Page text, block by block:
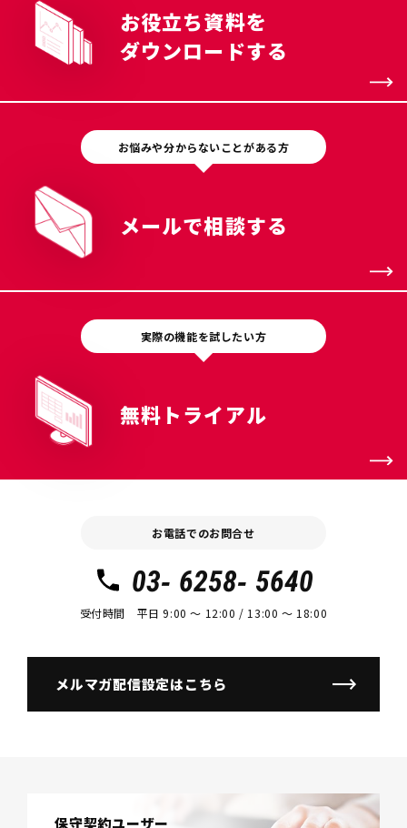
お役立ち資料を
ダウンロードする
お悩みや分からないことがある方
メールで相談する
実際の機能を試したい方
無料トライアル
お電話でのお問合せ
03- 6258- 5640
受付時間 平日 9:00 〜 12:00 / 13:00 〜 18:00
メルマガ配信設定はこちら
保守契約ユーザー